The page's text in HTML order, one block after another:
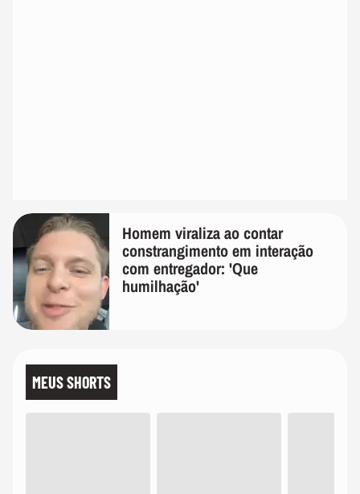
Homem viraliza ao contar
constrangimento em interação
com entregador: 'Que
humilhação'
MEUS SHORTS